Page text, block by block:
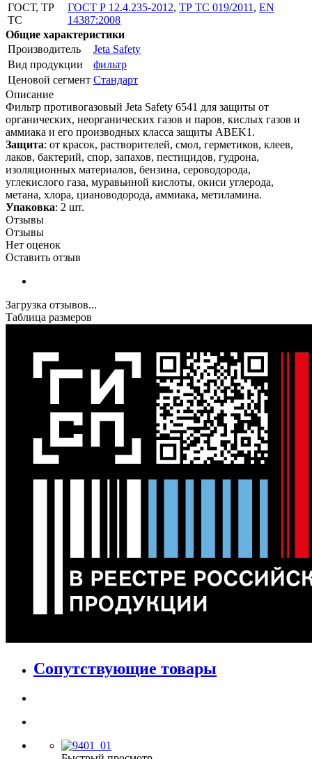
ГОСТ, ТР
ТС
ГОСТ Р 12.4.235-2012, ТР ТС 019/2011 , EN
14387:2008
Общие характеристики
Производитель
Jeta Safety
Вид продукции
фильтр
Ценовой сегмент Стандарт
Описание
Фильтр противогазовый Jeta Safety 6541 для защиты от
органических, неорганических газов и паров, кислых газов и
аммиака и его производных класса защиты ABEK1.
Защита: от красок, растворителей, смол, герметиков, клеев,
лаков, бактерий, спор, запахов, пестицидов, гудрона,
изоляционных материалов, бензина, сероводорода,
углекислого газа, муравьиной кислоты, окиси углерода,
метана, хлора, циановодорода, аммиака, метиламина.
Упаковка: 2 шт.
Отзывы
Отзывы
Нет оценок
Оставить отзыв
Загрузка отзывов...
Таблица размеров
Сопутствующие товары